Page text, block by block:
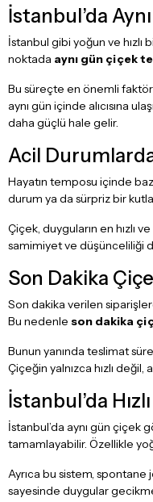
İstanbul’da
İstanbul gibi yoğun ve
noktada aynı gün çiçek
Bu süreçte en önemli
aynı gün içinde alıcısına
daha güçlü hale gelir.
Acil
Hayatın temposu içinde
durum ya da sürpriz bir
Çiçek, duyguların en hızlı
samimiyet ve düşünceliliği
Son Dakika
Son dakika verilen
Bu nedenle son dakika
Bunun yanında teslimat
Çiçeğin yalnızca hızlı
İstanbul’da
İstanbul’da aynı gün çiçek
tamamlayabilir. Özellikle
Ayrıca bu sistem,
sayesinde duygular